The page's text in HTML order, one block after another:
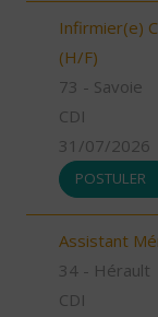
Infirmier(e)
(H/F)
73 - Savoie
CDI
31/07/2026
POSTULER
Assistant
34 - Hérault
CDI